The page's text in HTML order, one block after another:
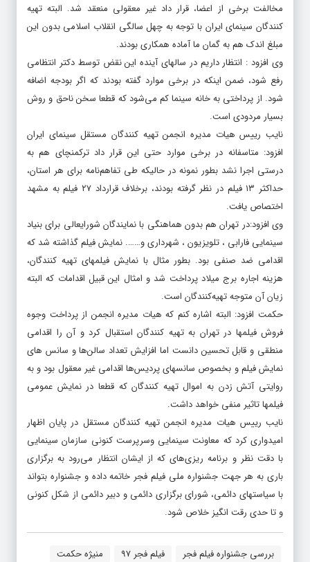
مخالفت برخی از اعضا، قرار داد غیر معقولی منعقد شد. البته تهیه
کنندگان سینمای ایران با توجه به چهل سالگی انقلاب اسلامی بدون این
مبلغ اندک هم به گمان ما آماده همکاری بودند.
وی افزود : انتظار داریم در سالهای آینده این نقض توسط دکتر انتظامی
رفع شود، ضمن اینکه در برخی موارد گفته بودند که اگر بودجه اضافه
شود. از پرداختی به خانه سینما کم می‌شود که قطعا سخن ناحق و روش
بسیار مردودی است.
نایب رییس هیات مدیره انجمن تهیه کنندگان مستقل سینمای ایران
افزود: متاسفانه در برخی موارد حتی این قرار داد ترکمنچای هم به
درستی اجرا نشد بطور نمونه در حالیکه طی تفاهم‌نامه برای هر استان،
حداکثر ۱۳ فیلم در نظر گرفته بودند، برخلاف قرارداد ۲۷ فیلم به مشهد
اختصاص یافت.
وی افزود:در تهران هم بدون هماهنگی با نمایندگان شورایعالی برای بنیاد
سینمایی فارابی ، تلویزیون ، شهرداری و……. نمایش فیلم گذاشته شد که
اقدامی ضد صنفی بود. بطور مثال با نمایش فیلمهای تهیه کنندگان،
هزینه اجاره برج میلاد پرداخت شد و امثال این قبیل اقدامات که البته
زیان آن متوجه تهیه‌کنندگان است.
حکمت افزود: البته اشاره کنم که هیات مدیره انجمن از پرداخت وجوه
فروش فیلمها در تهران به تهیه کنندگان استقبال کرد و آن را اقدامی
منطقی و قابل تحسین دانست اما افزایش تعداد سالن‌ها و سانس های
نمایش فیلم و بخصوص سانسهای پردیس‌ها اقدامی غیر معقول بود و به
روایتی آتش زدن به اموال تهیه کنندگان که قطعا در نمایش عمومی
فیلمها تاثیر منفی خواهد داشت.
نایب رییس هیات مدیره انجمن تهیه کنندگان مستقل در پایان اظهار
امیدواری کرد که معاونت سینمایی وسرپرست کنونی سازمان سینمایی
با دقت نظر و برنامه ریزی‌های که از ایشان انتظار می‌رود به برگزاری
باری به هر جهت جشنواره ملی فیلم فجر خاتمه داده و جشنواره بتواند
با سیاستهای دائمی، شورای برگزاری دائمی و دبیر دائمی از شکل کنونی
و تا حدی رقت انگیز خلاص شود.
بررسی جشنواره فیلم فجر فیلم فجر 97 منیژه حکمت